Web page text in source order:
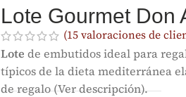
Lote Gourmet Don
(15 valoraciones de
Lotede embutidos ideal para
típicos de la dieta mediterránea
de regalo (Ver descripción).